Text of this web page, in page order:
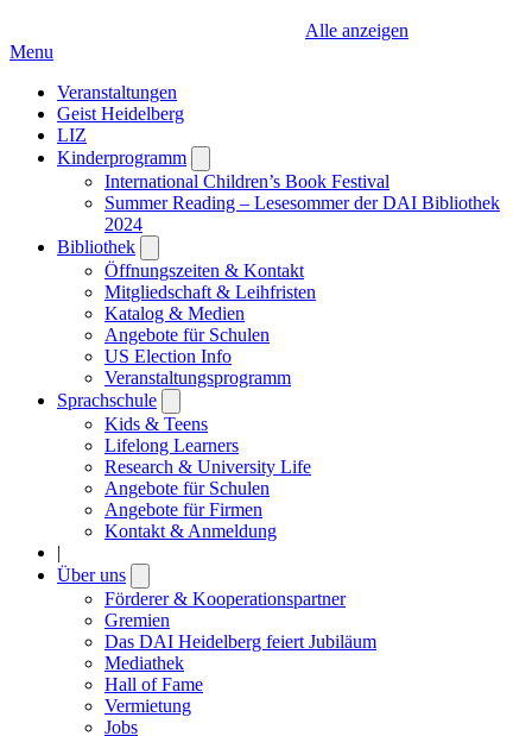
Alle anzeigen
Menu
Veranstaltungen
Geist Heidelberg
LIZ
Kinderprogramm
submenu
International Children’s Book Festival
Summer Reading – Lesesommer der DAI Bibliothek
2024
Bibliothek
submenu
Öffnungszeiten & Kontakt
Mitgliedschaft & Leihfristen
Katalog & Medien
Angebote für Schulen
US Election Info
Veranstaltungsprogramm
Sprachschule
submenu
Kids & Teens
Lifelong Learners
Research & University Life
Angebote für Schulen
Angebote für Firmen
Kontakt & Anmeldung
|
Über uns
submenu
Förderer & Kooperationspartner
Gremien
Das DAI Heidelberg feiert Jubiläum
Mediathek
Hall of Fame
Vermietung
Jobs